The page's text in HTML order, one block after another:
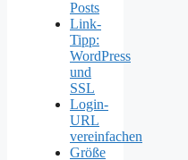
Posts
Link-
Tipp:
WordPress
und
SSL
Login-
URL
vereinfachen
Größe